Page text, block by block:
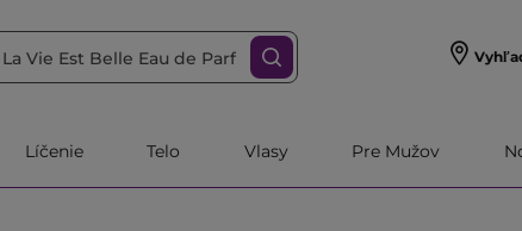
Líčenie Telo Vlasy Pre Mužov